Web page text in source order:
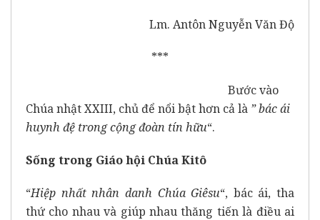
Lm. Antôn Nguyễn Văn Độ
***
Bước vào
Chúa nhật XXIII, chủ để nổi bật hơn cả là ” bác ái
huynh đệ trong cộng đoàn tín hữu“.
Sống trong Giáo hội ChúaKitô
“Hiệp nhất nhân danh Chúa Giêsu“, bác ái, tha
thứ cho nhau và giúp nhau thăng tiến là điều ai